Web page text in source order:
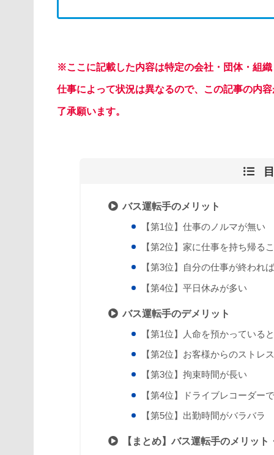
※ここに記載した内容は特定の会社・団体・組
仕事によって状況は異なるので、この記事の内
了承願います。
バス運転手のメリット
【第1位】仕事のノルマが無い
【第2位】家に仕事を持ち帰る
【第3位】自分の仕事が終われ
【第4位】平日休みが多い
バス運転手のデメリット
【第1位】人命を預かっている
【第2位】お客様からのストレ
【第3位】拘束時間が長い
【第4位】ドライブレコーダー
【第5位】出勤時間がバラバラ
【まとめ】バス運転手のメリッ